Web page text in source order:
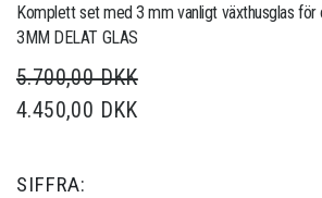
Komplett set med 3 mm vanligt växthusglas för
3MM DELAT GLAS
5.700,00 DKK
4.450,00 DKK
SIFFRA: